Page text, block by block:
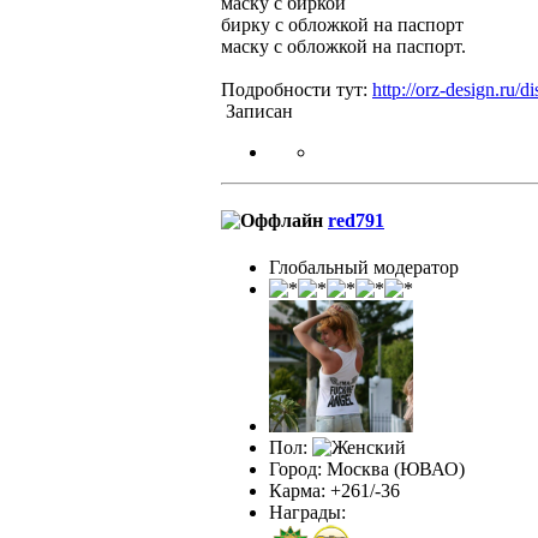
бирку с обложкой на паспорт
маску с обложкой на паспорт.
Подробности тут: http://orz-design.ru/
Записан
red791
Глобальный модератор
Пол:
Город: Москва (ЮВАО)
Карма: +261/-36
Награды: